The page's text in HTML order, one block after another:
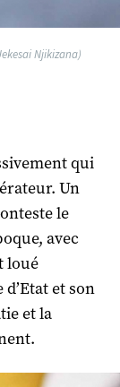
Njikizana)
qui
Un
le
avec
loué
et son
et la